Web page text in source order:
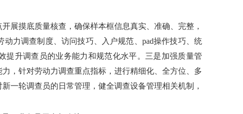
展摸底质量核查，确保样本框信息真实、准确、完整，
力调查制度、访问技巧、入户规范、pad操作技巧、统
提升调查员的业务能力和规范化水平。三是加强质量管
，针对劳动力调查重点指标，进行精细化、全方位、多
一轮调查员的日常管理，健全调查设备管理相关机制，